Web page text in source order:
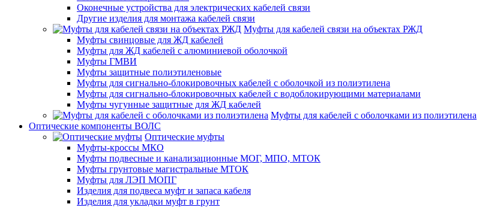
Оконечные устройства для электрических кабелей связи
Другие изделия для монтажа кабелей связи
Муфты для кабелей связи на объектах РЖД
Муфты свинцовые для ЖД кабелей
Муфты для ЖД кабелей с алюминиевой оболочкой
Муфты ГМВИ
Муфты защитные полиэтиленовые
Муфты для сигнально-блокировочных кабелей с оболочкой из полиэтилена
Муфты для сигнально-блокировочных кабелей с водоблокирующими материалами
Муфты чугунные защитные для ЖД кабелей
Муфты для кабелей с оболочками из полиэтилена
Оптические компоненты ВОЛС
Оптические муфты
Муфты-кроссы МКО
Муфты подвесные и канализационные МОГ, МПО, МТОК
Муфты грунтовые магистральные МТОК
Муфты для ЛЭП МОПГ
Изделия для подвеса муфт и запаса кабеля
Изделия для укладки муфт в грунт